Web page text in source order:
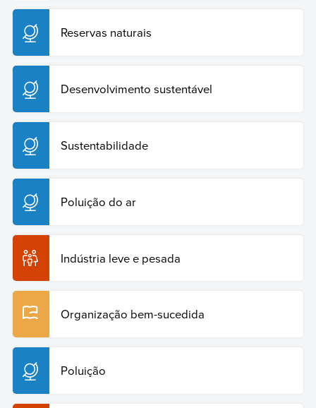
Reservas naturais
Desenvolvimento sustentável
Sustentabilidade
Poluição do ar
Indústria leve e pesada
Organização bem-sucedida
Poluição